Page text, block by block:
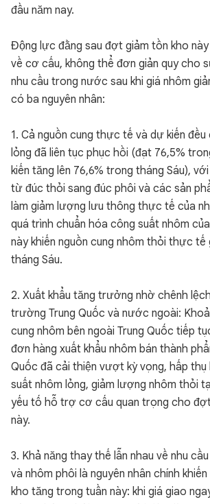
đầu năm nay.
Động lực đằng sau đợt giảm tồn kho
về cơ cấu, không thể đơn giản quy cho
nhu cầu trong nước sau khi giá nhôm
có ba nguyên nhân:
1. Cả nguồn cung thực tế và dự kiến đều
lỏng đã liên tục phục hồi (đạt 76,5%
kiến tăng lên 76,6% trong tháng Sáu),
từ đúc thỏi sang đúc phôi và các sản
làm giảm lượng lưu thông thực tế của
quá trình chuẩn hóa công suất nhôm
này khiến nguồn cung nhôm thỏi thực tế
tháng Sáu.
2. Xuất khẩu tăng trưởng nhờ chênh
trường Trung Quốc và nước ngoài:
cung nhôm bên ngoài Trung Quốc tiếp
đơn hàng xuất khẩu nhôm bán thành
Quốc đã cải thiện vượt kỳ vọng, hấp thụ
suất nhôm lỏng, giảm lượng nhôm thỏi
yếu tố hỗ trợ cơ cấu quan trọng cho
này.
3. Khả năng thay thế lẫn nhau về nhu
và nhôm phôi là nguyên nhân chính
kho tăng trong tuần này: khi giá giao